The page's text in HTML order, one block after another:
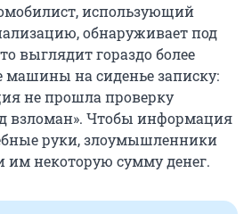
использующий
обнаруживает под
выглядит гораздо более
машины на сиденье записку:
не прошла проверку
взломан». Чтобы информация
руки, злоумышленники
им некоторую сумму денег.